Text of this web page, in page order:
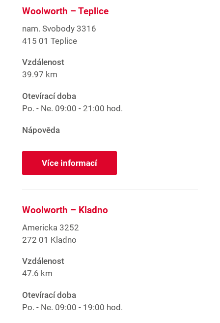
Woolworth – Teplice
nam. Svobody 3316
415 01 Teplice
Vzdálenost
39.97 km
Otevírací doba
Po. - Ne. 09:00 - 21:00 hod.
Nápověda
Více informací
Woolworth – Kladno
Americka 3252
272 01 Kladno
Vzdálenost
47.6 km
Otevírací doba
Po. - Ne. 09:00 - 19:00 hod.